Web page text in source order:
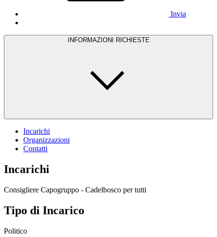
Invia
INFORMAZIONI RICHIESTE
Incarichi
Organizzazioni
Contatti
Incarichi
Consigliere Capogruppo - Cadelbosco per tutti
Tipo di Incarico
Politico